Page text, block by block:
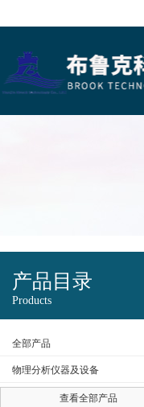
产品目录
Products
全部产品
物理分析仪器及设备
查看全部产品